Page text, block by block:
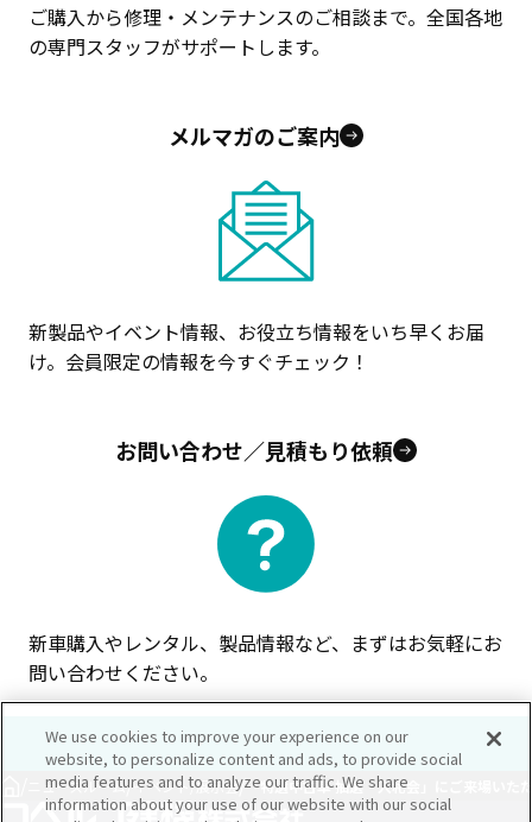
ご購入から修理・メンテナンスのご相談まで。全国各地
の専門スタッフがサポートします。
メルマガのご案内
新製品やイベント情報、お役立ち情報をいち早くお届
け。会員限定の情報を今すぐチェック！
お問い合わせ／見積もり依頼
新車購入やレンタル、製品情報など、まずはお気軽にお
問い合わせください。
ニュースルーム/イベント/展示会/「特選中古車 抽選・入札会」にご来場いた
We use cookies to improve your experience on our
website, to personalize content and ads, to provide social
media features and to analyze our traffic. We share
information about your use of our website with our social